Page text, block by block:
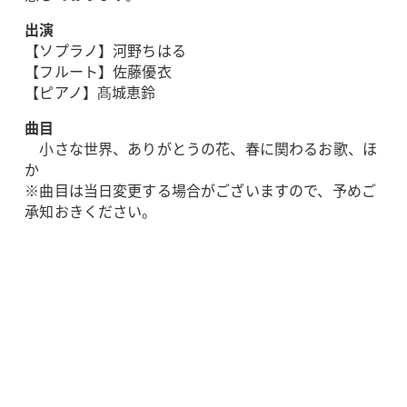
出演
【ソプラノ】河野ちはる
【フルート】佐藤優衣
【ピアノ】髙城恵鈴
曲目
小さな世界、ありがとうの花、春に関わるお歌、ほ
か
※曲目は当日変更する場合がございますので、予めご
承知おきください。